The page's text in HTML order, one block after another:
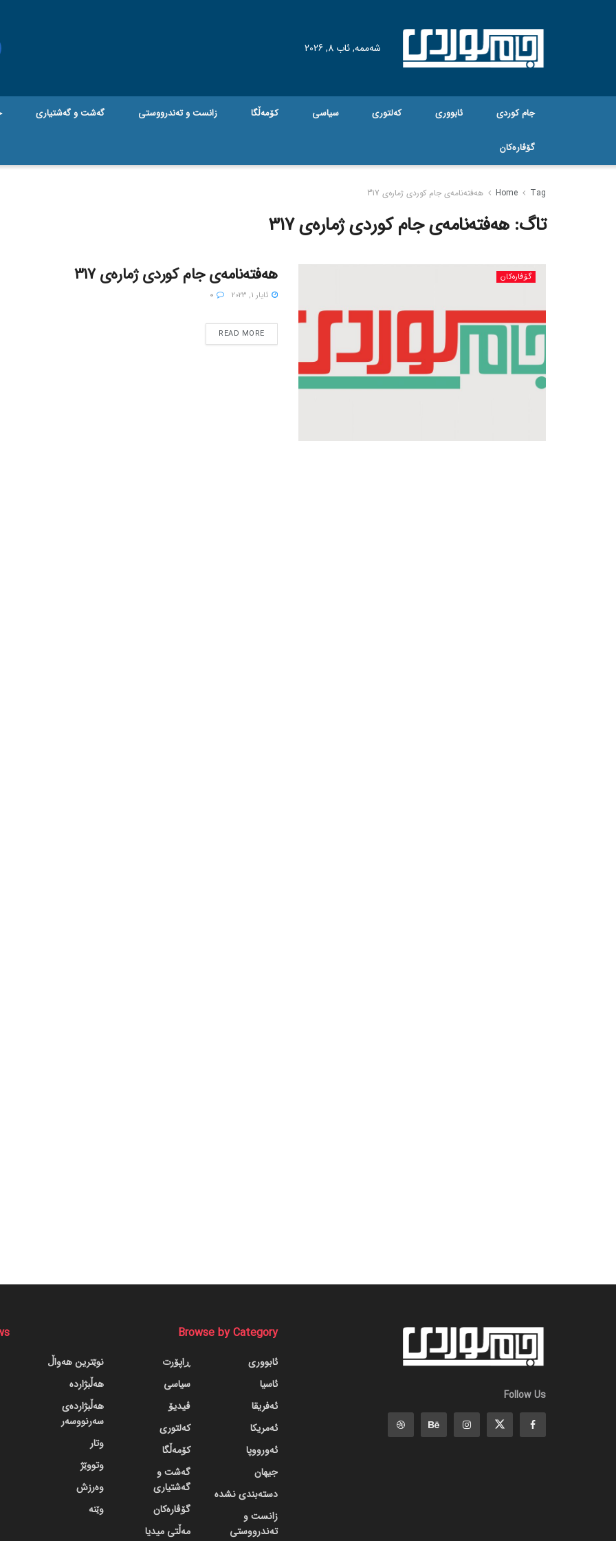
شەممە, ئاب 8, 2026
جام کوردی ئابووری کەلتوری سیاسی کۆمەڵگا زانست و تەندرووستی گه‌شت و گه‌شتیاری
گۆڤاره‌کان
Home Tag هەفتەنامەی جام کوردی ژمارەی 317
تاگ:هەفتەنامەی جام کوردی ژمارەی 317
گۆڤاره‌کان هەفتەنامەی جام کوردی ژمارەی 317
ئایار 1, 2023
READ MORE
Follow Us
Browse by Category
ئابووری
ئاسیا
ئەفریقا
ئەمریکا
ئەورووپا
جیهان
دسته‌بندی نشده
زانست و
تەندرووستی
ڕاپۆرت
سیاسی
ڤیدیۆ
کەلتوری
کۆمەڵگا
گه‌شت و
گه‌شتیاری
گۆڤاره‌کان
مەڵتی میدیا
نوێترین هەواڵ
هەڵبژاردە
هەڵبژاردەی
سەرنووسەر
وتار
وتووێژ
وەرزش
وێنە